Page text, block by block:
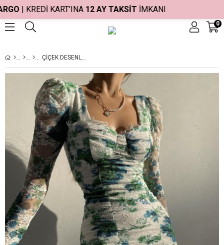
0
ÇIÇEK DESENLI MINI ELBISE 1081 - YEŞIL
| KREDİ KART'INA12 AY TAKSİTİMKANI